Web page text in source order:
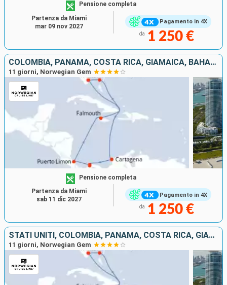
Pagamento in 4X
Pensione completa
da 1 250 €
Partenza da Miami
mar 09 nov 2027
COLOMBIA, PANAMA, COSTA RICA, GIAMAICA, BAHAMAS, STATI UNITI
11 giorni, Norwegian Gem
Pagamento in 4X
Pensione completa
da 1 250 €
Partenza da Miami
sab 11 dic 2027
STATI UNITI, COLOMBIA, PANAMA, COSTA RICA, GIAMAICA, BAHAMAS
11 giorni, Norwegian Gem